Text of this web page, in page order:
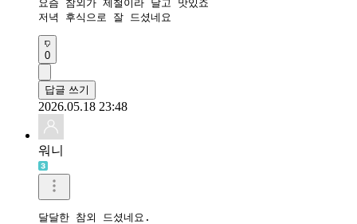
요즘 참외가 제철이라 달고 맛있죠
저녁 후식으로 잘 드셨네요
0
답글 쓰기
2026.05.18 23:48
워니
달달한 참외 드셨네요.